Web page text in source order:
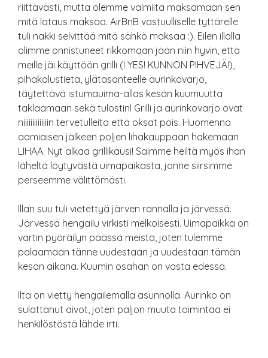
riittävästi, mutta olemme valmiita maksamaan sen
mitä lataus maksaa. AirBnB vastuulliselle tyttärelle
tuli nakki selvittää mitä sähkö maksaa :). Eilen illalla
olimme onnistuneet rikkomaan jään niin hyvin, että
meille jäi käyttöön grilli (! YES! KUNNON PIHVEJÄ!),
pihakalustieta, ylätasanteelle aurinkovarjo,
täytettävä istumauima-allas kesän kuumuutta
taklaamaan sekä tulostin! Grilli ja aurinkovarjo ovat
niiiiiiiiiiiiiin tervetulleita että oksat pois. Huomenna
aamiaisen jälkeen poljen lihakauppaan hakemaan
LIHAA. Nyt alkaa grillikausi! Saimme heiltä myös ihan
läheltä löytyvästä uimapaikasta, jonne siirsimme
perseemme välittömästi.
Illan suu tuli vietettyä järven rannalla ja järvessä.
Järvessä hengailu virkisti melkoisesti. Uimapaikka on
vartin pyöräilyn päässä meistä, joten tulemme
palaamaan tänne uudestaan ja uudestaan tämän
kesän aikana. Kuumin osahan on vasta edessä.
Ilta on vietty hengailemalla asunnolla. Aurinko on
sulattanut aivot, joten paljon muuta toimintaa ei
henkilöstöstä lähde irti.